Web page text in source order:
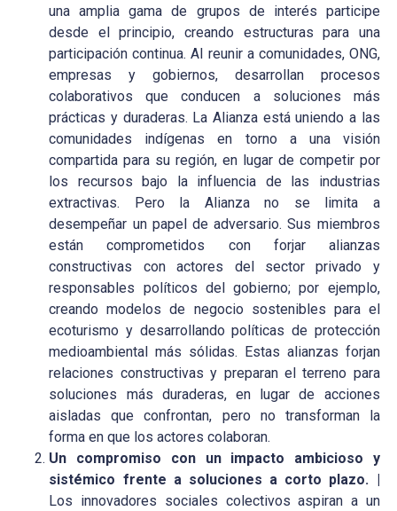
una amplia gama de grupos de interés participe
desde el principio, creando estructuras para una
participación continua. Al reunir a comunidades, ONG,
empresas y gobiernos, desarrollan procesos
colaborativos que conducen a soluciones más
prácticas y duraderas. La Alianza está uniendo a las
comunidades indígenas en torno a una visión
compartida para su región, en lugar de competir por
los recursos bajo la influencia de las industrias
extractivas. Pero la Alianza no se limita a
desempeñar un papel de adversario. Sus miembros
están comprometidos con forjar alianzas
constructivas con actores del sector privado y
responsables políticos del gobierno; por ejemplo,
creando modelos de negocio sostenibles para el
ecoturismo y desarrollando políticas de protección
medioambiental más sólidas. Estas alianzas forjan
relaciones constructivas y preparan el terreno para
soluciones más duraderas, en lugar de acciones
aisladas que confrontan, pero no transforman la
forma en que los actores colaboran.
Un compromiso con un impacto ambicioso y
sistémico frente a soluciones a corto plazo. |
Los innovadores sociales colectivos aspiran a un